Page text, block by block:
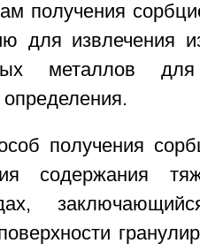
получения
для извлечения
металлов
определения.
получения
содержания